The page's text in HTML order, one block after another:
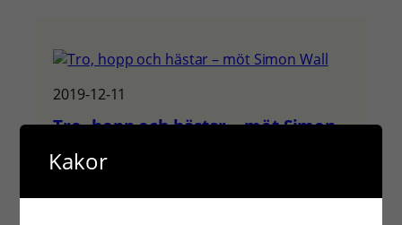
2019-12-11
Tro, hopp och hästar – möt Simon
hästuppfödare och en av deltagarna i den
Kakor